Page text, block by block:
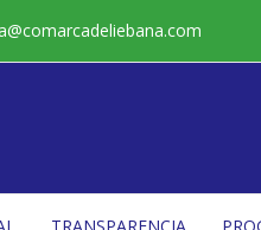
TRANSPARENCIA